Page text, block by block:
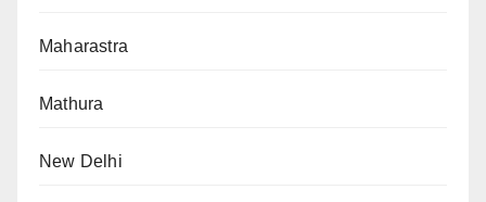
Maharastra
Mathura
New Delhi